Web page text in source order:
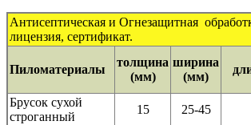
Антисептическая и Огнезащитная
лицензия, сертификат.
Пиломатериалы
толщина
(мм)
ширина
(мм)
Брусок сухой
строганный
15 25-45